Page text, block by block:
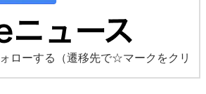
ローする
（遷移先で☆マークをクリ